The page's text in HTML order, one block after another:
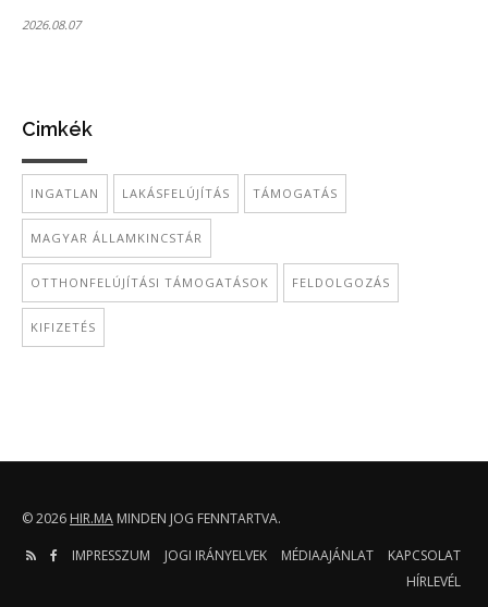
2026.08.07
Cimkék
INGATLAN LAKÁSFELÚJÍTÁS TÁMOGATÁS
MAGYAR ÁLLAMKINCSTÁR
OTTHONFELÚJÍTÁSI TÁMOGATÁSOK FELDOLGOZÁS
KIFIZETÉS
© 2026 HIR.MA MINDEN JOG FENNTARTVA.
IMPRESSZUM
JOGI IRÁNYELVEK MÉDIAAJÁNLAT
KAPCSOLAT
HÍRLEVÉL